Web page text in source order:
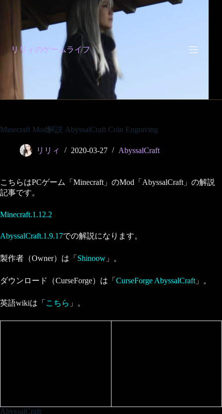
プ
リリィのゲームライフ
Minecraft Mod解説 AbyssalCraft Coin Engraving
リリィ 2020-03-27 AbyssalCraft
こちらはPCゲーム「Minecraft」のMod「AbyssalCraft」の解説
記事です。
Minecraft.1.12.2
AbyssalCraft.1.9.17での解説になります。
製作者（Owner）は「 Shinoow 」。
ダウンロード（CurseForge）は「 CurseForge AbyssalCraft 」。
英語wikiは「 こちら 」。
AbyssalCraft